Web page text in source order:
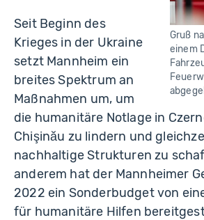
Gruß
einem
Seit Beginn des
Krieges in der Ukraine
setzt Mannheim ein
breites Spektrum an
Maßnahmen um, um
die humanitäre Notlage in
Chişinău zu lindern und
nachhaltige Strukturen zu
anderem hat der Mannheimer
2022 ein Sonderbudget von
für humanitäre Hilfen